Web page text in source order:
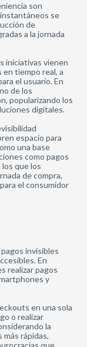
son
se
de
a la jornada
iniciativas vienen
tiempo real, a
el usuario. En
de los
popularizando los
digitales.
espacio para
una base
como pagos
que los
de compra,
el consumidor
invisibles
En
realizar pagos
y
en una sola
o realizar
la
rápidas,
que